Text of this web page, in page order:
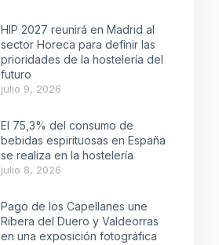
HIP 2027 reunirá en Madrid al
sector Horeca para definir las
prioridades de la hostelería del
futuro
julio 9, 2026
El 75,3% del consumo de
bebidas espirituosas en España
se realiza en la hostelería
julio 8, 2026
Pago de los Capellanes une
Ribera del Duero y Valdeorras
en una exposición fotográfica